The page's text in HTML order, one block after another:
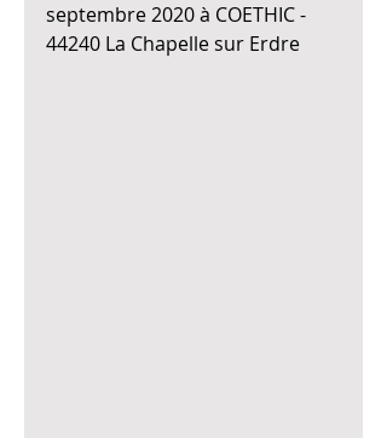
septembre 2020 à COETHIC -
44240 La Chapelle sur Erdre